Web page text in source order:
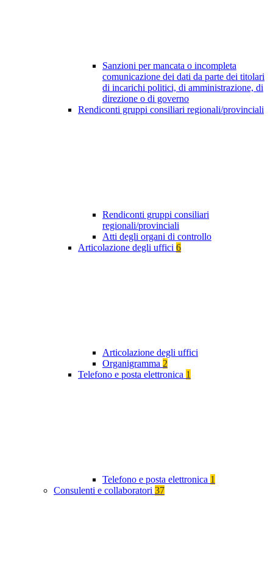
Sanzioni per mancata o incompleta
comunicazione dei dati da parte dei titolari
di incarichi politici, di amministrazione, di
direzione o di governo
Rendiconti gruppi consiliari regionali/provinciali
Rendiconti gruppi consiliari
regionali/provinciali
Atti degli organi di controllo
Articolazione degli uffici 6
Articolazione degli uffici
Organigramma 2
Telefono e posta elettronica 1
Telefono e posta elettronica 1
Consulenti e collaboratori 37